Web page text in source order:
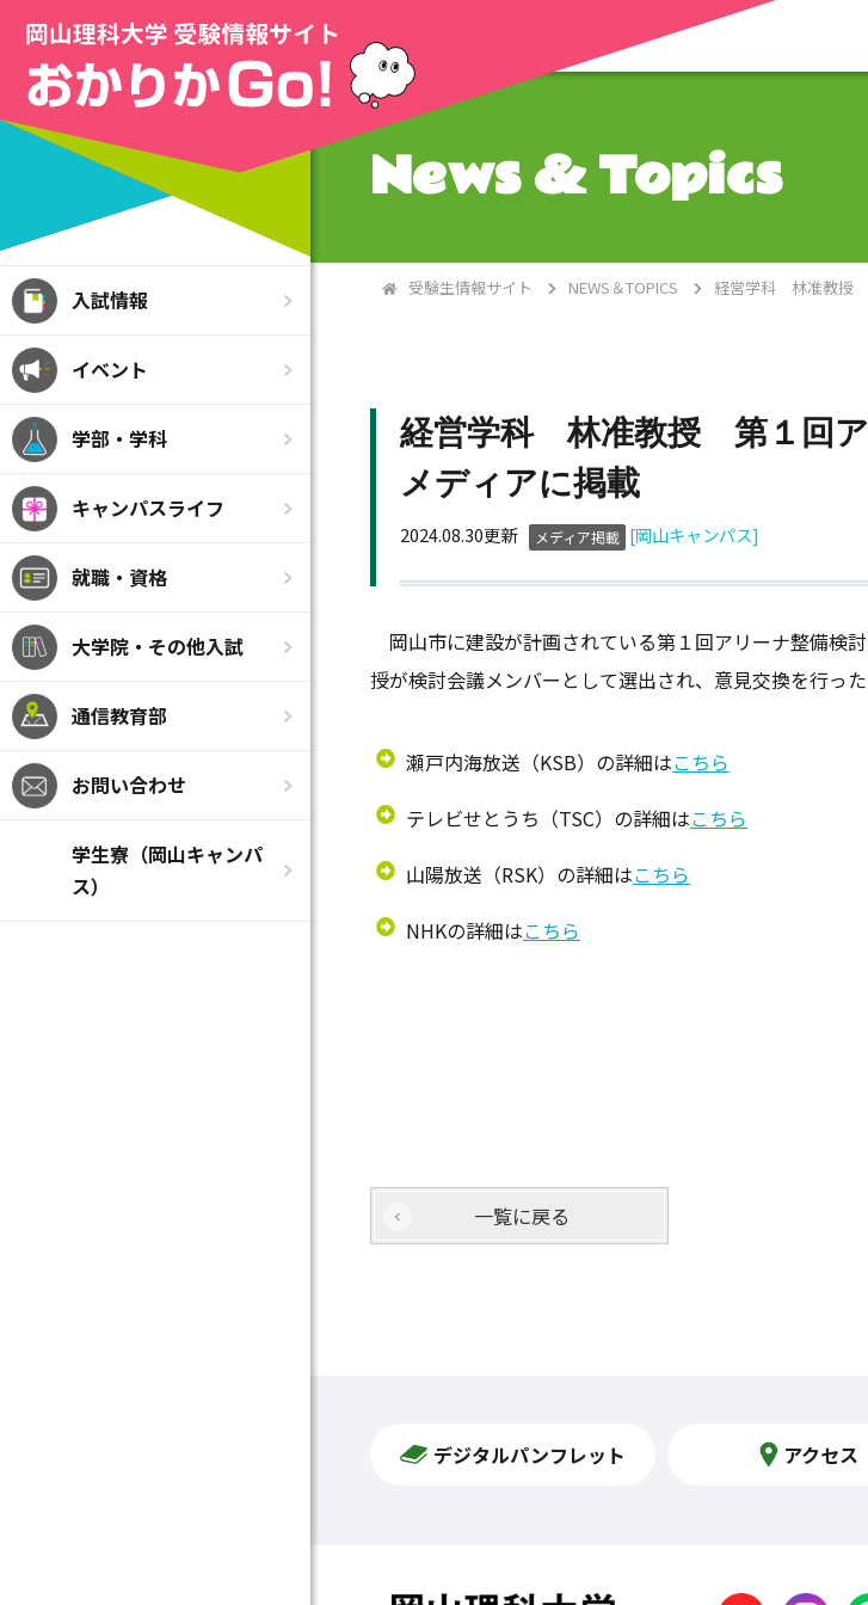
入試情報
イベント
学部・学科
キャンパスライフ
就職・資格
大学院・その他入試
通信教育部
お問い合わせ
学生寮（岡山キャンパ
ス）
News & Topics
受験生情報サイト NEWS＆TOPICS 経営学科 林准教授
経営学科 林准教授 第１回ア
メディアに掲載
2024.08.30更新 メディア掲載 [岡山キャンパス]
岡山市に建設が計画されている第１回アリーナ整備検
授が検討会議メンバーとして選出され、意見交換を行っ
瀬戸内海放送（KSB）の詳細はこちら
テレビせとうち（TSC）の詳細はこちら
山陽放送（RSK）の詳細はこちら
NHKの詳細はこちら
一覧に戻る
デジタルパンフレット アクセス